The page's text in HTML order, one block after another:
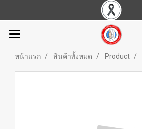
หน้าแรก สินค้าทั้งหมด Product